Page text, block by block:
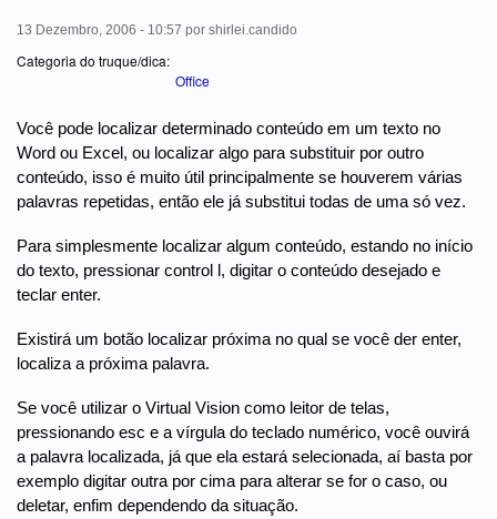
13 Dezembro, 2006 - 10:57 por shirlei.candido
Categoria do truque/dica:
Office
Você pode localizar determinado conteúdo em um texto no
Word ou Excel, ou localizar algo para substituir por outro
conteúdo, isso é muito útil principalmente se houverem várias
palavras repetidas, então ele já substitui todas de uma só vez.
Para simplesmente localizar algum conteúdo, estando no início
do texto, pressionar control l, digitar o conteúdo desejado e
teclar enter.
Existirá um botão localizar próxima no qual se você der enter,
localiza a próxima palavra.
Se você utilizar o Virtual Vision como leitor de telas,
pressionando esc e a vírgula do teclado numérico, você ouvirá
a palavra localizada, já que ela estará selecionada, aí basta por
exemplo digitar outra por cima para alterar se for o caso, ou
deletar, enfim dependendo da situação.